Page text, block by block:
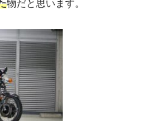
物だと思います。